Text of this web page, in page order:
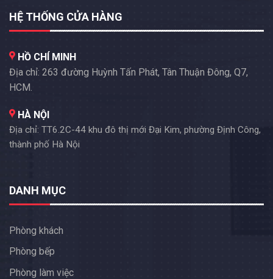
HỆ THỐNG CỬA HÀNG
HỒ CHÍ MINH
Địa chỉ: 263 đường Huỳnh Tấn Phát, Tân Thuận Đông, Q7,
HCM.
HÀ NỘI
Địa chỉ: TT6.2C-44 khu đô thị mới Đại Kim, phường Định Công,
thành phố Hà Nội
DANH MỤC
Phòng khách
Phòng bếp
Phòng làm việc